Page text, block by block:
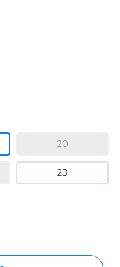
20
23